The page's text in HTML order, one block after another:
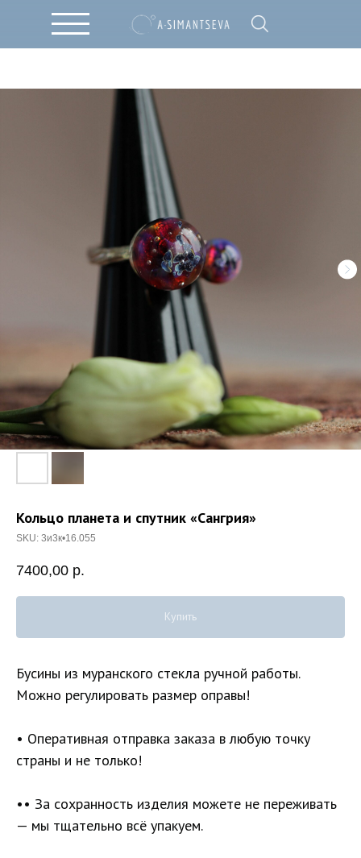
Кольцо планета и спутник «Сангрия»
SKU: 3и3к•16.055
7400,00 р.
Купить
Бусины из муранского стекла ручной работы.
Можно регулировать размер оправы!
• Оперативная отправка заказа в любую точку
страны и не только!
•• За сохранность изделия можете не переживать
— мы тщательно всё упакуем.